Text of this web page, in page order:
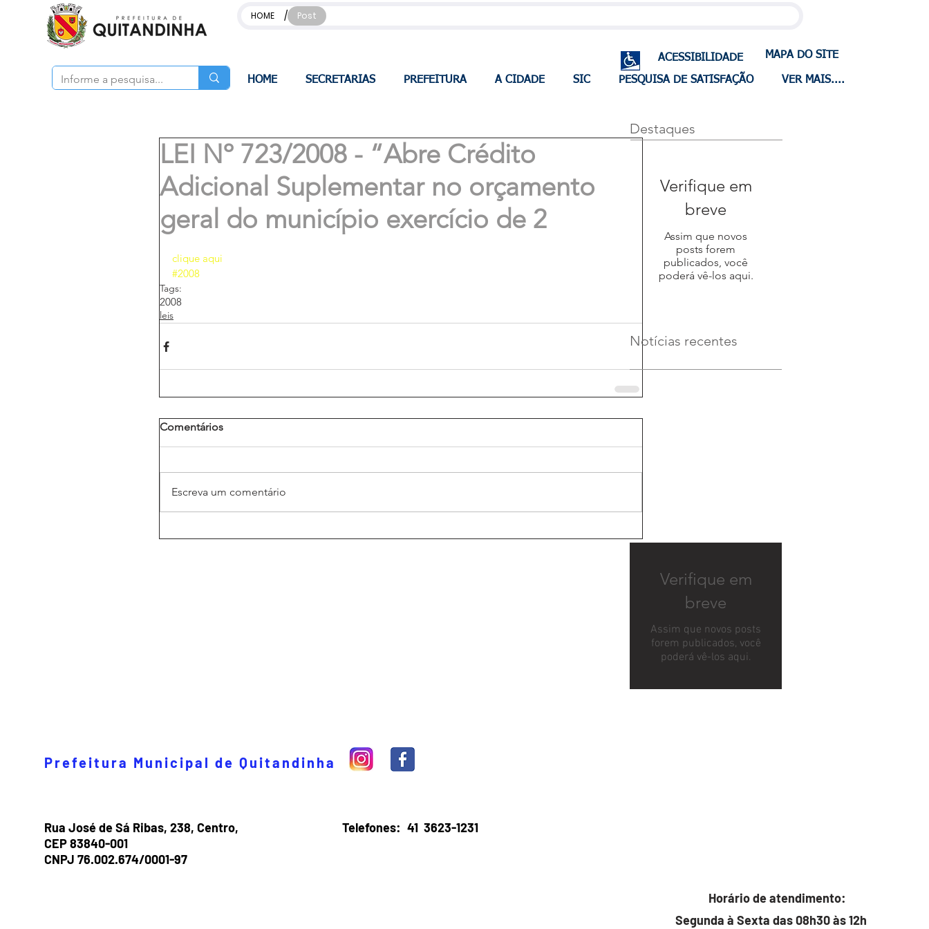
HOME / Post
ACESSIBILIDADE MAPA DO SITE
HOME SECRETARIAS PREFEITURA A CIDADE SIC PESQUISA DE SATISFAÇÃO VER MAIS....
LEI Nº 723/2008 - “Abre Crédito
Adicional Suplementar no orçamento
geral do município exercício de 2
clique aqui
#2008
Tags:
2008
leis
Comentários
Escreva um comentário
Destaques
Verifique em
breve
Assim que novos
posts forem
publicados, você
poderá vê-los aqui.
Notícias recentes
Verifique em
breve
Assim que novos posts
forem publicados, você
poderá vê-los aqui.
Prefeitura Municipal de Quitandinha
Rua José de Sá Ribas, 238, Centro,
CEP 83840-001
CNPJ 76.002.674/0001-97
Telefones: 41 3623-1231
Horário de atendimento:
Segunda à Sexta das 08h30 às 12h